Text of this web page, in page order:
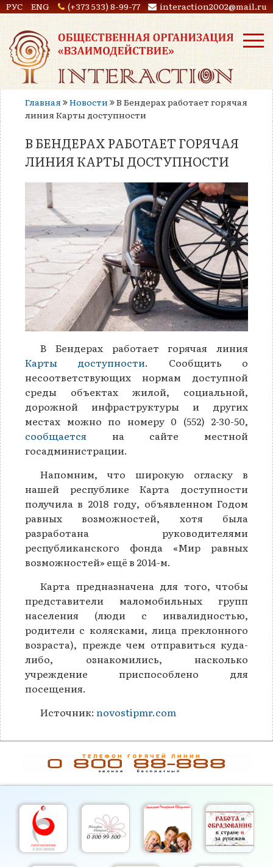
РУС ENG (+373 533) 8-99-77 interaction2002@mail.ru
Главная Новости
В Бендерах работает горячая
линия Карты доступности
В БЕНДЕРАХ РАБОТАЕТ ГОРЯЧАЯ
ЛИНИЯ КАРТЫ ДОСТУПНОСТИ
В Бендерах работает горячая линия
Карты доступности. Сообщить о
несоответствующих нормам доступной
среды объектах жилой, социальной,
дорожной инфраструктуры и других
местах можно по номеру 0 (552) 2-30-50,
сообщается на сайте местной
госадминистрации.
Напомним, что широкую огласку в
нашей республике Карта доступности
получила в 2018 году, объявленном Годом
равных возможностей, хотя была
разработана руководителями
республиканского фонда «Мир равных
возможностей» ещё в 2014-м.
Карта предназначена для того, чтобы
представители маломобильных групп
населения (люди с инвалидностью,
родители с колясками, лица преклонного
возраста), прежде чем отправиться куда-
либо, ознакомились, насколько
учреждение приспособлено для
посещения.
Источник: novostipmr.com